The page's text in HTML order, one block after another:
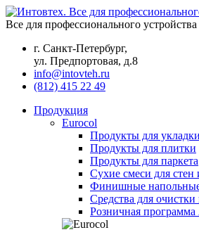
Все для профессионального
г. Санкт-Петербург,
ул. Предпортовая, д.8
info@intovteh.ru
(812) 415 22 49
Продукция
Eurocol
Продукты для
Продукты для плитки
Продукты для паркета
Сухие смеси для стен
Финишные
Средства для очистки
Розничная